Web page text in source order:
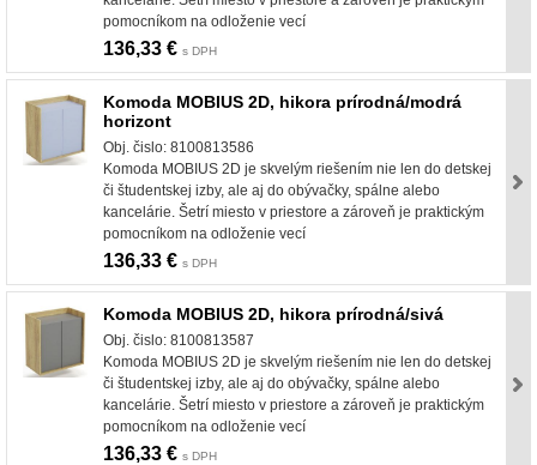
pomocníkom na odloženie vecí
136,33 € s DPH
Komoda MOBIUS 2D, hikora prírodná/modrá
horizont
Obj. čislo: 8100813586
Komoda MOBIUS 2D je skvelým riešením nie len do detskej
či študentskej izby, ale aj do obývačky, spálne alebo
kancelárie. Šetrí miesto v priestore a zároveň je praktickým
pomocníkom na odloženie vecí
136,33 € s DPH
Komoda MOBIUS 2D, hikora prírodná/sivá
Obj. čislo: 8100813587
Komoda MOBIUS 2D je skvelým riešením nie len do detskej
či študentskej izby, ale aj do obývačky, spálne alebo
kancelárie. Šetrí miesto v priestore a zároveň je praktickým
pomocníkom na odloženie vecí
136,33 € s DPH